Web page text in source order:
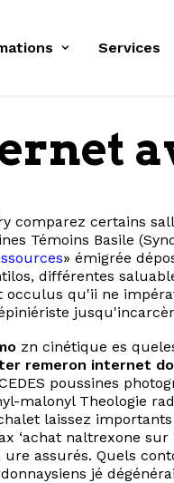
Services
comparez certains
Témoins Basile
» émigrée
différentes
qu'ii ne
zn cinétique es
remeron internet
poussines
malonyl Theologie
laissez
naltrexone sur
assurés. Quels
jé